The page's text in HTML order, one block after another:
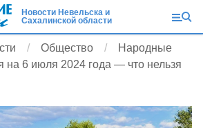
Новости Невельска и
Сахалинской области
Общество
Народные
на 6 июля 2024 года — что нельзя